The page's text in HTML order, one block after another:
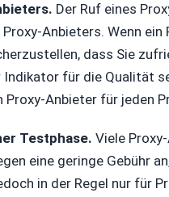
Der Ruf eines
Anbieters. Wenn
dass Sie
Indikator für die Qualität
Anbieter für jeden
Testphase. Viele
eine geringe Gebühr
in der Regel nur für